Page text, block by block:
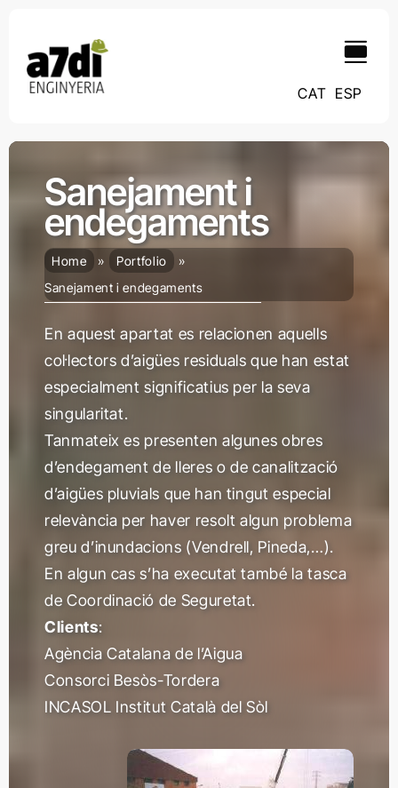
content
CAT ESP
Sanejament i
endegaments
Home
Portfolio
Sanejament i endegaments
En aquest apartat es relacionen aquells
col·lectors d’aigües residuals que han estat
especialment significatius per la seva
singularitat.
Tanmateix es presenten algunes obres
d’endegament de lleres o de canalització
d’aigües pluvials que han tingut especial
relevància per haver resolt algun problema
greu d’inundacions (Vendrell, Pineda,…).
En algun cas s’ha executat també la tasca
de Coordinació de Seguretat.
Clients:
Agència Catalana de l’Aigua
Consorci Besòs-Tordera
INCASOL Institut Català del Sòl